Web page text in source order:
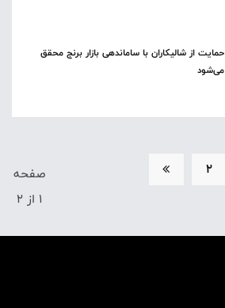
حمایت از شالیکاران با ساماندهی بازار برنج محقق
می‌شود
2
صفحه
1 از 2